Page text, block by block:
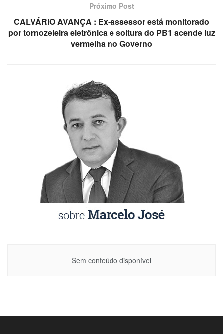
Próximo Post
CALVÁRIO AVANÇA : Ex-assessor está monitorado
por tornozeleira eletrônica e soltura do PB1 acende luz
vermelha no Governo
Sem conteúdo disponível